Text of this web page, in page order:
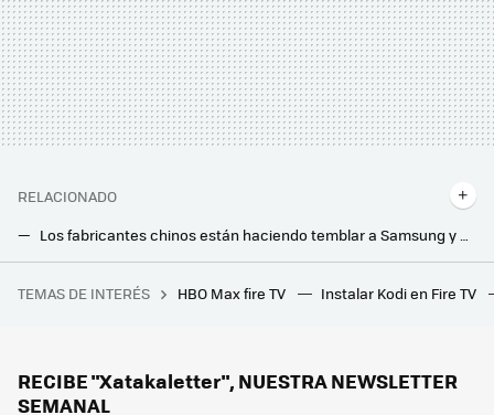
RELACIONADO
LG ya tiene lista su nueva tele OLED 4K transparente e inalámbrica: así es la Signature OLED T
Este edificio cambió el mundo e inspiró Separación: aquí nació la tecnología que usas a diario
TEMAS DE INTERÉS HBO Max fire TV Instalar Kodi en Fire TV
RECIBE "Xatakaletter", NUESTRA NEWSLETTER
SEMANAL